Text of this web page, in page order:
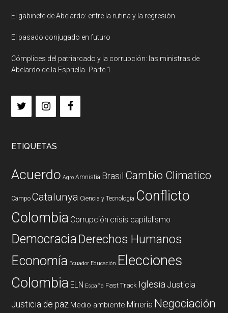
El gabinete de Abelardo: entre la rutina y la regresión
El pasado conjugado en futuro
Cómplices del patriarcado y la corrupción: las ministras de
Abelardo de la Espriella- Parte 1
ETIQUETAS
Acuerdo Agro Amnistia Brasil Cambio Climatico
Campo Catalunya Ciencia y Tecnología Conflicto
Colombia Corrupción crisis capitalismo
DemocraciaDerechos Humanos
Economía Ecuador Educación Elecciones
Colombia ELN España Fast Track Iglesia Justicia
Justicia de paz Medio ambiente Mineria Negociación